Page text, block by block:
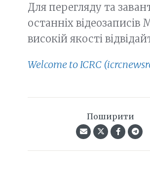
Для перегляду та
останніх
високій якості
Welcome to ICRC
Поширити